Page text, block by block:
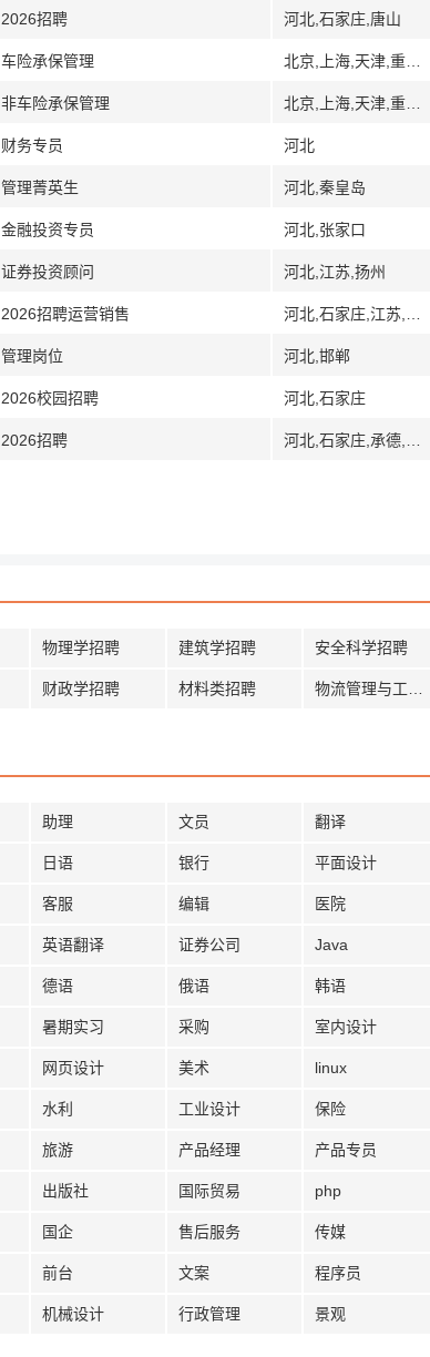
2026招聘 河北,石家庄,唐山
车险承保管理
非车险承保管理
财务专员 河北
管理菁英生 河北,秦皇岛
金融投资专员 河北,张家口
证券投资顾问 河北,江苏,扬州
2026招聘运营销售
管理岗位 河北,邯郸
2026校园招聘 河北,石家庄
2026招聘
物理学招聘 建筑学招聘 安全科学招聘
财政学招聘 材料类招聘
助理 文员 翻译
日语 银行 平面设计
客服 编辑 医院
英语翻译 证券公司 Java
德语 俄语 韩语
暑期实习 采购 室内设计
网页设计 美术 linux
水利 工业设计 保险
旅游 产品经理 产品专员
出版社 国际贸易 php
国企 售后服务 传媒
前台 文案 程序员
机械设计 行政管理 景观